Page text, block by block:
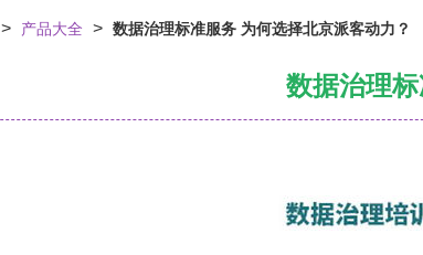
> 产品大全 > 数据治理标准服务 为何选择北京派客动力？
数据治理